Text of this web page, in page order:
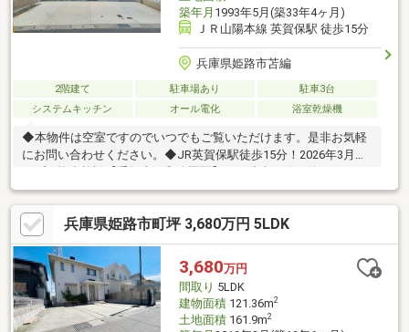
築年月 1993年5月(築33年4ヶ月)
ＪＲ山陽本線 英賀保駅 徒歩15分
兵庫県姫路市苫編
2階建て 駐車場あり
駐車3台
システムキッチン
オール電化 浴室乾燥機
◆本物件は空室ですのでいつでもご覧いただけます。是非お気軽
にお問い合わせください。◆JR英賀保駅徒歩15分！2026年3月オ
ープン複合施設【手柄山平和公園駅】まで徒歩22分（約1.7キロメ
ートル）同駅には2026年10月に『大和工業アリーナ姫路』が開業
予定！◆ウォークインクローゼット、廊下収納、キッチンのカッ
プボード、ベビーカーやゴルフバッグ、キャンプ用品等を収納し
ていただけるシューズインクローゼット等収納豊富な間取りで
す。◆その他、住宅ローンの審査のことやお支払いのこと、購入
の流れや税金のことなどなんなりとご相談ください。
兵庫県姫路市町坪 3,680万円 5LDK
3,680万円
間取り 5LDK
建物面積121.36m2
土地面積161.9m2